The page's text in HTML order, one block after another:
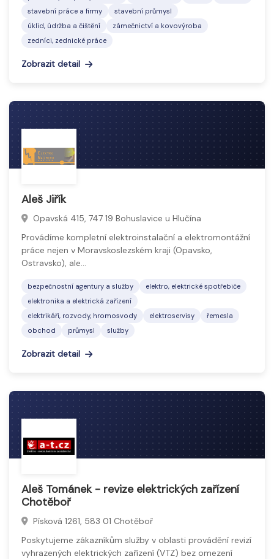
stavební práce a firmy
stavební průmysl
úklid, údržba a čištění
zámečnictví a kovovýroba
zedníci, zednické práce
Zobrazit detail
Aleš Jiřík
Opavská 415, 747 19 Bohuslavice u Hlučína
Provádíme kompletní elektroinstalační a elektromontážní
práce nejen v Moravskoslezském kraji (Opavsko,
Ostravsko), ale…
bezpečnostní agentury a služby
elektro, elektrické spotřebiče
elektronika a elektrická zařízení
elektrikáři, rozvody, hromosvody
elektroservisy
řemesla
obchod
průmysl služby
Zobrazit detail
Aleš Tománek - revize elektrických zařízení
Chotěboř
Písková 1261, 583 01 Chotěboř
Poskytujeme zákazníkům služby v oblasti provádění revizí
vyhrazených elektrických zařízení (VTZ) bez omezení